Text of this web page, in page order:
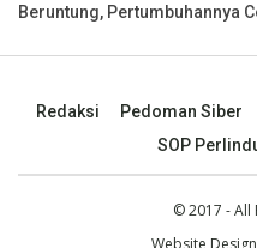
Beruntung, Pertumbuhannya
Redaksi Pedoman Siber
SOP
© 2017 - All
Website